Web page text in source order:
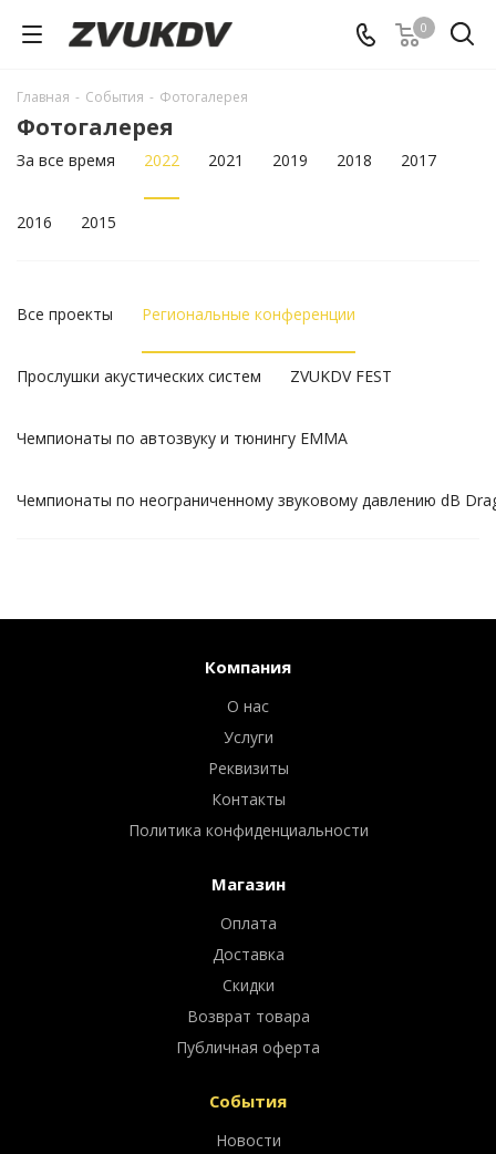
0
Главная - События - Фотогалерея
Фотогалерея
За все время 2022 2021 2019 2018 2017
2016 2015
Все проекты Региональные конференции
Прослушки акустических систем ZVUKDV FEST
Чемпионаты по автозвуку и тюнингу EMMA
Чемпионаты по неограниченному звуковому давлению dB
Компания
О нас
Услуги
Реквизиты
Контакты
Политика конфиденциальности
Магазин
Оплата
Доставка
Скидки
Возврат товара
Публичная оферта
События
Новости